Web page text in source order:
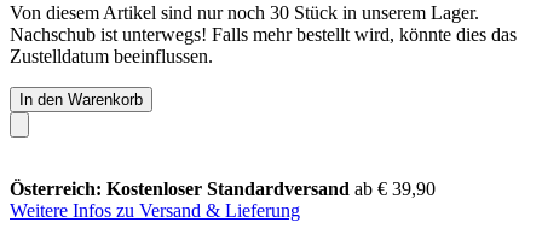
Von diesem Artikel sind nur noch 30 Stück in unserem Lager.
Nachschub ist unterwegs! Falls mehr bestellt wird, könnte dies das
Zustelldatum beeinflussen.
In den Warenkorb
Österreich: Kostenloser Standardversand ab € 39,90
Weitere Infos zu Versand & Lieferung